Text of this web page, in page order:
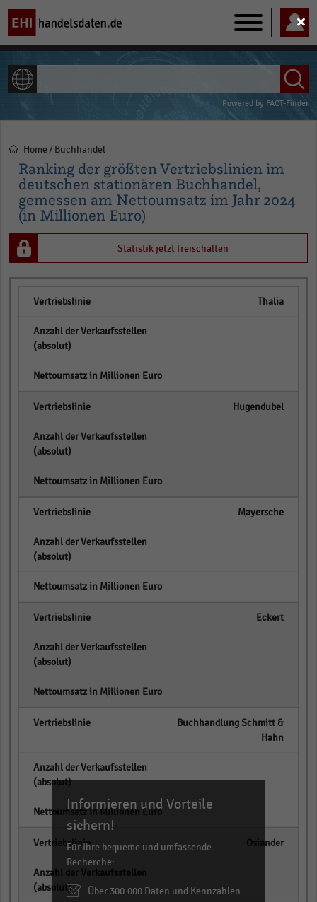
Main
navigation
Powered by FACT-Finder
Pfadnavigation
Home Buchhandel
Ranking der größten Vertriebslinien im
deutschen stationären Buchhandel,
gemessen am Nettoumsatz im Jahr 2024
(in Millionen Euro)
Statistik jetzt freischalten
Thalia
Hugendubel
Mayersche
Eckert
Buchhandlung Schmitt &
Hahn
Osiander
Informieren und Vorteile
sichern!
Für Ihre bequeme und umfassende
Recherche:
Über 300.000 Daten und Kennzahlen